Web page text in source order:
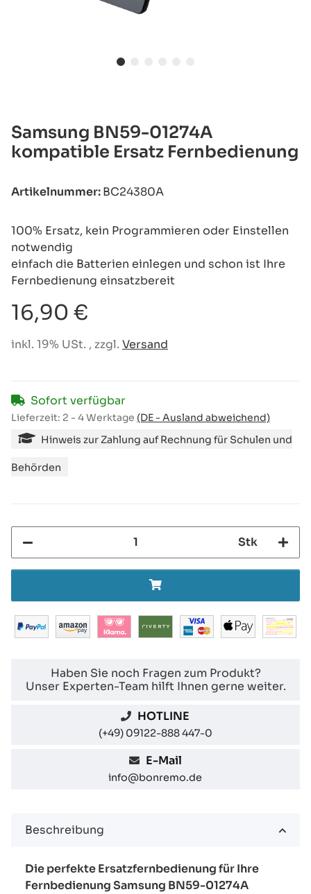
Samsung BN59-01274A
kompatible Ersatz Fernbedienung
Artikelnummer:BC24380A
100% Ersatz, kein Programmieren oder Einstellen
notwendig
einfach die Batterien einlegen und schon ist Ihre
Fernbedienung einsatzbereit
16,90 €
inkl. 19% USt. , zzgl. Versand
Sofort verfügbar
Lieferzeit: 2 - 4 Werktage (DE - Ausland abweichend)
Hinweis zur Zahlung auf Rechnung für Schulen und
Behörden
Stk
Haben Sie noch Fragen zum Produkt?
Unser Experten-Team hilft Ihnen gerne weiter.
HOTLINE
(+49) 09122-888 447-0
E-Mail
info@bonremo.de
Beschreibung
Die perfekte Ersatzfernbedienung für Ihre
Fernbedienung Samsung BN59-01274A